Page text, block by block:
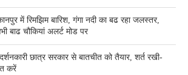
में रिमझिम बारिश, गंगा नदी का बढ रहा जलस्तर,
बाढ चौकियां अलर्ट मोड पर
छात्र सरकार से बातचीत को तैयार, शर्त रखी-
करें